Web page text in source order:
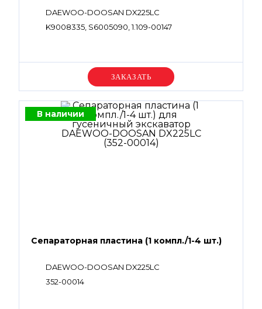
DAEWOO-DOOSAN DX225LC
K9008335, S6005090, 1.109-00147
Уточняйте цену
В наличии
Сепараторная пластина (1 компл./1-4 шт.)
DAEWOO-DOOSAN DX225LC
352-00014